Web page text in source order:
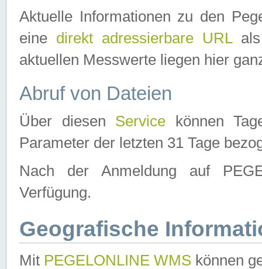
Aktuelle Informationen zu den
eine direkt adressierbare URLals
aktuellen Messwerte liegen hier
Abruf von Dateien
Über diesen Service können
Parameter der letzten 31 Tage
Nach der Anmeldung auf
Verfügung.
Geografische
Mit PEGELONLINE WMS können